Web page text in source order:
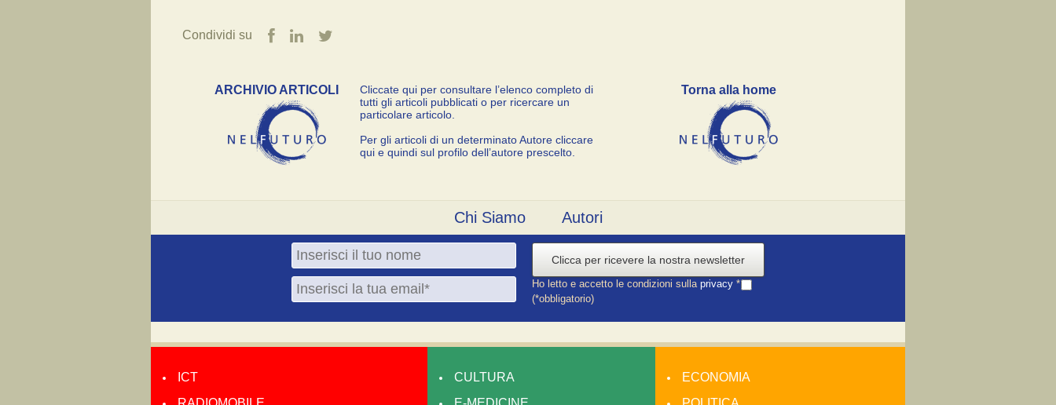
Condividi su
ARCHIVIO ARTICOLI
Cliccate qui per consultare l’elenco completo di
tutti gli articoli pubblicati o per ricercare un
particolare articolo.
Per gli articoli di un determinato Autore cliccare
qui e quindi sul profilo dell’autore prescelto.
Torna alla home
Chi Siamo Autori
Clicca per ricevere la nostra newsletter
Ho letto e accetto le condizioni sulla privacy *
(*obbligatorio)
ICT
CULTURA
ECONOMIA